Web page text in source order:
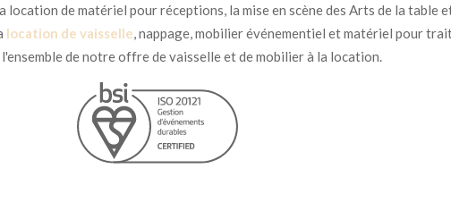
location de matériel pour réceptions, la mise en scène des Arts de la table
location de vaisselle, nappage, mobilier événementiel et matériel pour
de notre offre de vaisselle et de mobilier à la location.